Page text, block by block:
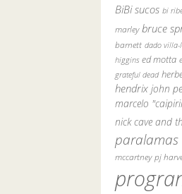
BiBi sucos bi
marley bruce
barnett dado villa-
higgins ed motta
grateful dead
hendrix john
marcelo
nick cave and
paralamas
mccartney pj